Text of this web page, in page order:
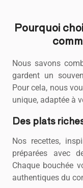
Pourquoi
Nous savons
gardent un
Pour cela, nous
unique, adaptée à
Des plats
Nos recettes,
préparées avec
Chaque bouchée
authentiques du